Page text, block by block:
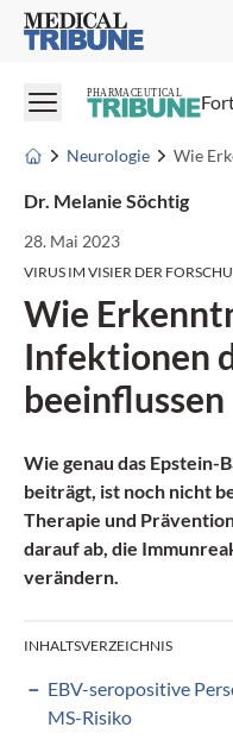
Medical Tribune
PHARMACEUTICAL
Neurologie
Dr. Melanie Söchtig
28. Mai 2023
VIRUS IM VISIER DER
Wie
Infektionen
beeinflussen
Wie genau das Epstein-
beiträgt, ist noch nicht
Therapie und
darauf ab, die
verändern.
INHALTSVERZEICHNIS
EBV-seropositive
MS-Risiko